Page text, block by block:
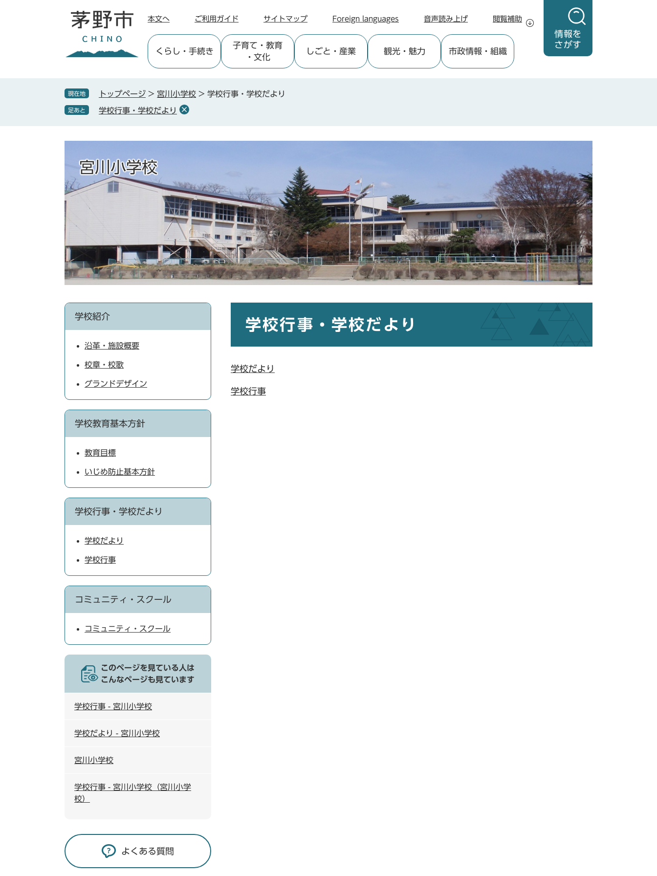
情報を
さがす
本文へ ご利用ガイド サイトマップ Foreign languages 音声読み上げ 閲覧補助
くらし ・手続き
子育て ・教育
・文化
しごと ・産業 観光・魅力 市政情報 ・組織
現在地 トップページ > 宮川小学校 > 学校行事・学校だより
足あと 学校行事・学校だより
宮川小学校
学校行事・学校だより
学校だより
学校行事
学校紹介
沿革・施設概要
校章・校歌
グランドデザイン
学校教育基本方針
教育目標
いじめ防止基本方針
学校行事・学校だより
学校だより
学校行事
コミュニティ・スクール
コミュニティ・スクール
このページを見ている人は
こんなページも見ています
学校行事 - 宮川小学校
学校だより - 宮川小学校
宮川小学校
学校行事 - 宮川小学校（宮川小学
校）
よくある質問